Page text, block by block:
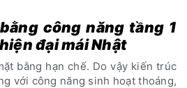
công năng tầng 1
đại mái Nhật
bằng hạn chế. Do vậy kiến trúc
với công năng sinh hoạt thoáng,